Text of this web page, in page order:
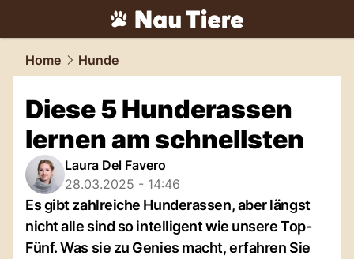
tiere.NAU.ch
Home Hunde
Diese 5 Hunderassen
lernen am schnellsten
Laura Del Favero
28.03.2025 - 14:46
Es gibt zahlreiche Hunderassen, aber längst
nicht alle sind so intelligent wie unsere Top-
Fünf. Was sie zu Genies macht, erfahren Sie